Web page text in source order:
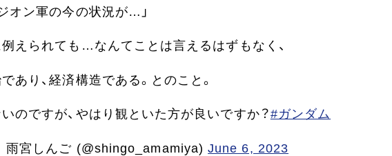
オン軍の今の状況が…」
えられても…なんてことは言えるはずもなく、
あり、経済構造である。とのこと。
のですが、やはり観といた方が良いですか？#ガンダム
宮しんご (@shingo_amamiya)June 6, 2023